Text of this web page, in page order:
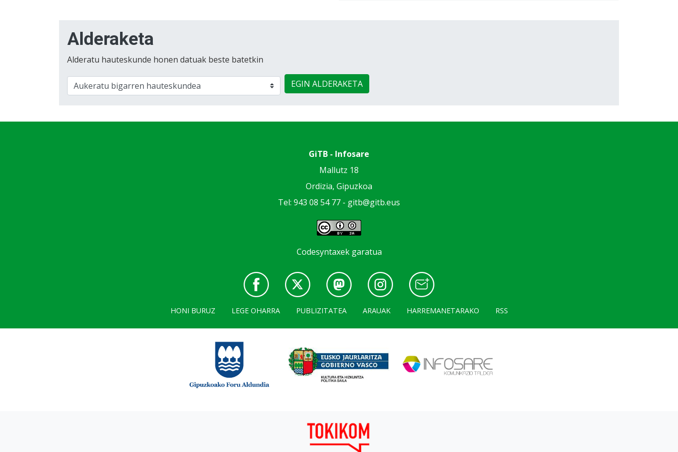
Alderaketa
Alderatu hauteskunde honen datuak beste batetkin
EGIN ALDERAKETA
GiTB - Infosare
Mallutz 18
Ordizia, Gipuzkoa
Tel: 943 08 54 77 - gitb@gitb.eus
Codesyntaxek garatua
HONI BURUZ LEGE OHARRA PUBLIZITATEA ARAUAK HARREMANETARAKO RSS